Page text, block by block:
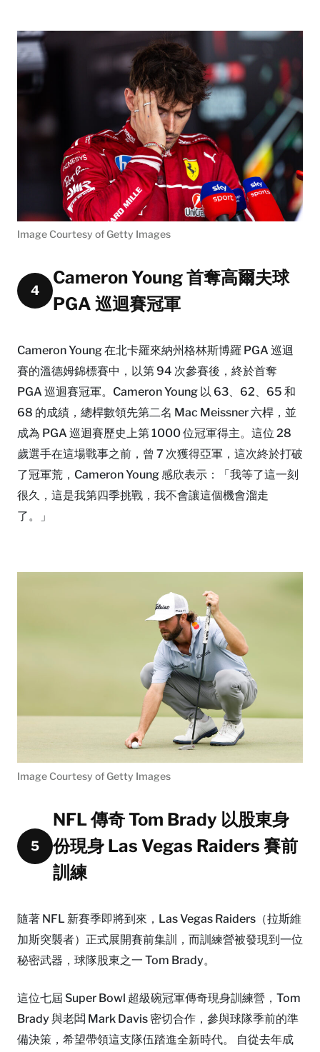
Image Courtesy of Getty Images
4
Cameron Young 首奪高爾夫球
PGA 巡迴賽冠軍
Cameron Young 在北卡羅來納州格林斯博羅 PGA 巡迴
賽的溫德姆錦標賽中，以第 94 次參賽後，終於首奪
PGA 巡迴賽冠軍。Cameron Young 以 63、62、65 和
68 的成績，總桿數領先第二名 Mac Meissner 六桿，並
成為 PGA 巡迴賽歷史上第 1000 位冠軍得主。這位 28
歲選手在這場戰事之前，曾 7 次獲得亞軍，這次終於打破
了冠軍荒，Cameron Young 感欣表示：「我等了這一刻
很久，這是我第四季挑戰，我不會讓這個機會溜走
了。」
Image Courtesy of Getty Images
5
NFL 傳奇 Tom Brady 以股東身
份現身 Las Vegas Raiders 賽前
訓練
隨著 NFL 新賽季即將到來，Las Vegas Raiders（拉斯維
加斯突襲者）正式展開賽前集訓，而訓練營被發現到一位
秘密武器，球隊股東之一 Tom Brady。
這位七屆 Super Bowl 超級碗冠軍傳奇現身訓練營，Tom
Brady 與老闆 Mark Davis 密切合作，參與球隊季前的準
備決策，希望帶領這支隊伍踏進全新時代。 自從去年成